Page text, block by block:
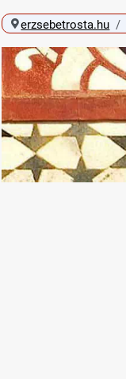
erzsebetrosta.hu